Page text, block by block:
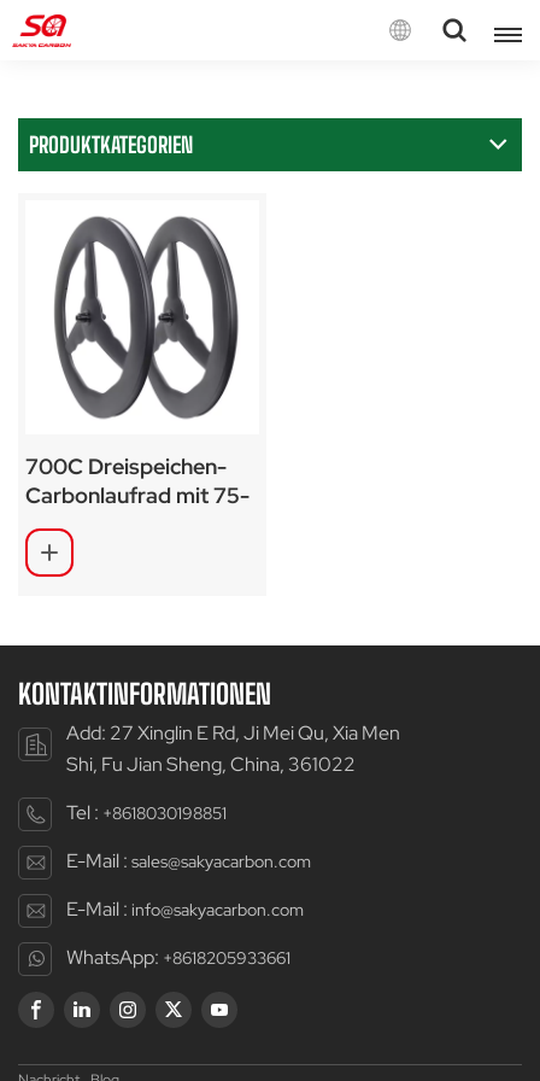
Deutsch
PRODUKTKATEGORIEN
700C Dreispeichen-
Carbonlaufrad mit 75-
80 mm Felgenhöhe und
wellenförmiger
Oberfläche
KONTAKTINFORMATIONEN
Add: 27 Xinglin E Rd, Ji Mei Qu, Xia Men
Shi, Fu Jian Sheng, China, 361022
Tel : +8618030198851
E-Mail : sales@sakyacarbon.com
E-Mail : info@sakyacarbon.com
WhatsApp: +8618205933661